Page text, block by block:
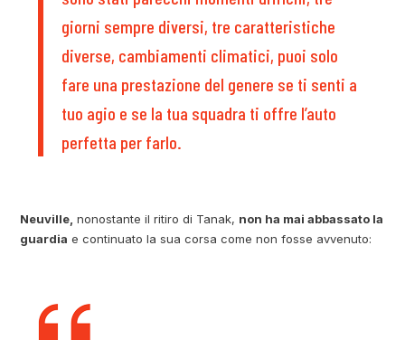
giorni sempre diversi, tre caratteristiche
diverse, cambiamenti climatici, puoi solo
fare una prestazione del genere se ti senti a
tuo agio e se la tua squadra ti offre l’auto
perfetta per farlo.
Neuville, nonostante il ritiro di Tanak, non ha mai abbassato la
guardia e continuato la sua corsa come non fosse avvenuto: